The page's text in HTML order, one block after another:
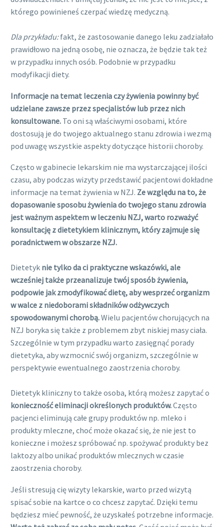
którego powinieneś czerpać wiedzę medyczną.
Dla przykładu:fakt, że zastosowanie danego leku zadziałało
prawidłowo na jedną osobę, nie oznacza, że będzie tak też
w przypadku innych osób. Podobnie w przypadku
modyfikacji diety.
Informacje na temat leczenia czy żywienia powinny być
udzielane zawsze przez specjalistów lub przez nich
konsultowane. To oni są właściwymi osobami, które
dostosują je do twojego aktualnego stanu zdrowia i wezmą
pod uwagę wszystkie aspekty dotyczące historii choroby.
Często w gabinecie lekarskim nie ma wystarczającej ilości
czasu, aby podczas wizyty przedstawić pacjentowi dokładne
informacje na temat żywienia w NZJ. Ze względu na to, że
dopasowanie sposobu żywienia do twojego stanu zdrowia
jest ważnym aspektem w leczeniu NZJ, warto rozważyć
konsultację z dietetykiem klinicznym, który zajmuje się
poradnictwem w obszarze NZJ.
Dietetyk nie tylko da ci praktyczne wskazówki, ale
wcześniej także przeanalizuje twój sposób żywienia,
podpowie jak zmodyfikować dietę, aby wesprzeć organizm
w walce z niedoborami składników odżywczych
spowodowanymi chorobą.Wielu pacjentów chorujących na
NZJ boryka się także z problemem zbyt niskiej masy ciała.
Szczególnie w tym przypadku warto zasięgnąć porady
dietetyka, aby wzmocnić swój organizm, szczególnie w
perspektywie ewentualnego zaostrzenia choroby.
Dietetyk kliniczny to także osoba, którą możesz zapytać o
konieczność eliminacji określonych produktów.Często
pacjenci eliminują całe grupy produktów np. mleko i
produkty mleczne, choć może okazać się, że nie jest to
konieczne i możesz spróbować np. spożywać produkty bez
laktozy albo unikać produktów mlecznych w czasie
zaostrzenia choroby.
Jeśli stresują cię wizyty lekarskie, warto przed wizytą
spisać sobie na kartce o co chcesz zapytać. Dzięki temu
będziesz mieć pewność, że uzyskałeś potrzebne informacje.